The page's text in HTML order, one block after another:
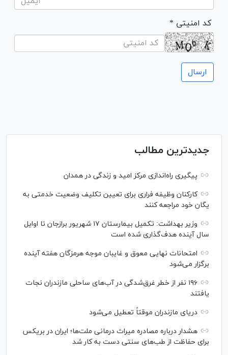
* کد امنیتی
جدیدترین مطالب
پیگیری راه‌اندازی مرکز امید و زندگی در همدان
کارکنان وظیفه فراری برای تعیین تکلیف وضعیت خدمتی به
یگان خود مراجعه کنند
وزیر بهداشت: تکمیل بیمارستان ۱۷ شهریور برازجان تا اوایل
سال آینده هدف‌گذاری شده است
امتحانات نهایی معوق و غایبان موجه هرمزگان هفته آینده
برگزار می‌شود
۱۹۶ نفر از خطر غرق‌شدگی در آب‌های ساحلی مازندران نجات
یافتند
دریای مازندران موقتاً تعطیل می‌شود
هشدار درباره مصادره میراث درمانی ملت‌ها؛ ایران در بریکس
برای حفاظت از طب‌های سنتی دست به کار شد